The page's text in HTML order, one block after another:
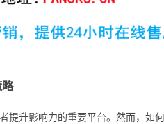
提升影响力的重要平台。然而，如